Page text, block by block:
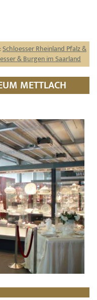
Schloesser Rheinland Pfalz &
& Burgen im Saarland
METTLACH